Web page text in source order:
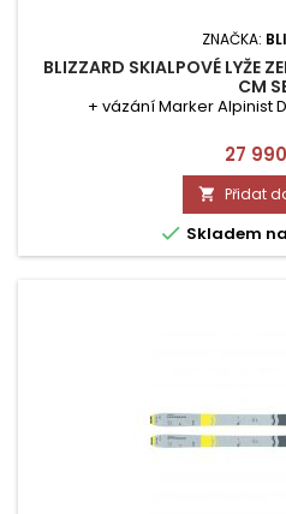
ZNAČKA:
BLIZZARD SKIALPOVÉ LYŽE
CM
+ vázání Marker Alpinist
Cena
27
 Přidat
 Skladem